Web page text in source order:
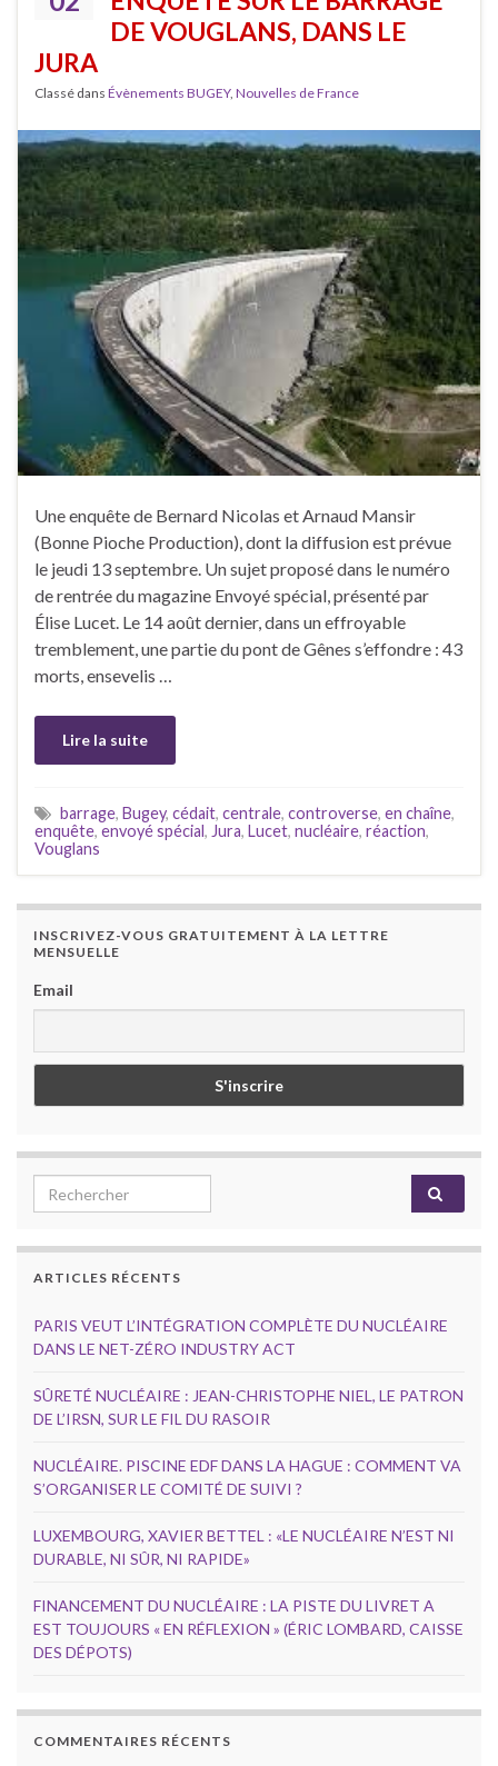
DE VOUGLANS, DANS LE
JURA
Classé dans Évènements BUGEY, Nouvelles de France
Une enquête de Bernard Nicolas et Arnaud Mansir
(Bonne Pioche Production), dont la diffusion est prévue
le jeudi 13 septembre. Un sujet proposé dans le numéro
de rentrée du magazine Envoyé spécial, présenté par
Élise Lucet. Le 14 août dernier, dans un effroyable
tremblement, une partie du pont de Gênes s’effondre : 43
morts, ensevelis …
Lire la suite
barrage, Bugey, cédait, centrale, controverse, en chaîne,
enquête, envoyé spécial, Jura, Lucet, nucléaire, réaction,
Vouglans
INSCRIVEZ-VOUS GRATUITEMENT À LA LETTRE
MENSUELLE
Email
Search for:
ARTICLES RÉCENTS
PARIS VEUT L’INTÉGRATION COMPLÈTE DU NUCLÉAIRE
DANS LE NET-ZÉRO INDUSTRY ACT
SÛRETÉ NUCLÉAIRE : JEAN-CHRISTOPHE NIEL, LE PATRON
DE L’IRSN, SUR LE FIL DU RASOIR
NUCLÉAIRE. PISCINE EDF DANS LA HAGUE : COMMENT VA
S’ORGANISER LE COMITÉ DE SUIVI ?
LUXEMBOURG, XAVIER BETTEL : «LE NUCLÉAIRE N’EST NI
DURABLE, NI SÛR, NI RAPIDE»
FINANCEMENT DU NUCLÉAIRE : LA PISTE DU LIVRET A
EST TOUJOURS « EN RÉFLEXION » (ÉRIC LOMBARD, CAISSE
DES DÉPOTS)
COMMENTAIRES RÉCENTS